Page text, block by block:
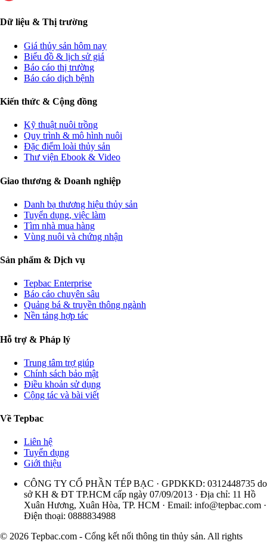
Dữ liệu & Thị trường
Giá thủy sản hôm nay
Biểu đồ & lịch sử giá
Báo cáo thị trường
Báo cáo dịch bệnh
Kiến thức & Cộng đồng
Kỹ thuật nuôi trồng
Quy trình & mô hình nuôi
Đặc điểm loài thủy sản
Thư viện Ebook & Video
Giao thương & Doanh nghiệp
Danh bạ thương hiệu thủy sản
Tuyển dụng, việc làm
Tìm nhà mua hàng
Vùng nuôi và chứng nhận
Sản phẩm & Dịch vụ
Tepbac Enterprise
Báo cáo chuyên sâu
Quảng bá & truyền thông ngành
Nền tảng hợp tác
Hỗ trợ & Pháp lý
Trung tâm trợ giúp
Chính sách bảo mật
Điều khoản sử dụng
Cộng tác và bài viết
Về Tepbac
Liên hệ
Tuyển dụng
Giới thiệu
CÔNG TY CỔ PHẦN TÉP BẠC · GPDKKD: 0312448735 do
sở KH & ĐT TP.HCM cấp ngày 07/09/2013 · Địa chỉ: 11 Hồ
Xuân Hương, Xuân Hòa, TP. HCM · Email: info@tepbac.com ·
Điện thoại: 0888834988
© 2026 Tepbac.com - Cổng kết nối thông tin thủy sản. All rights